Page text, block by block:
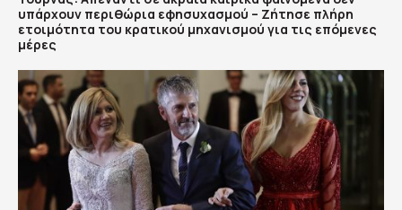
υπάρχουν περιθώρια εφησυχασμού – Ζήτησε πλήρη
ετοιμότητα του κρατικού μηχανισμού για τις επόμενες
μέρες